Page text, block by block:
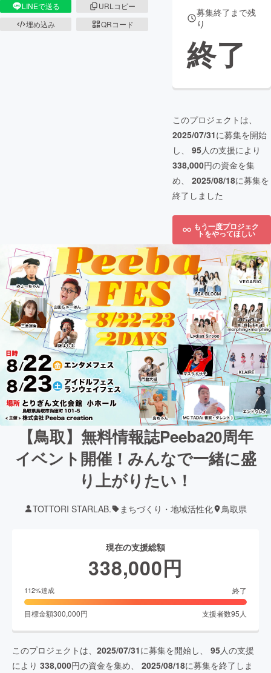
LINEで送る
URLコピー
埋め込み
QRコード
募集終了まで残
り
終了
このプロジェクトは、
2025/07/31に募集を開始
し、 95人の支援により
338,000円の資金を集
め、 2025/08/18に募集を
終了しました
もう一度プロジェク
トをやってほしい
【鳥取】無料情報誌Peeba20周年
イベント開催！みんなで一緒に盛
り上がりたい！
TOTTORI STARLAB. まちづくり・地域活性化 鳥取県
現在の支援総額
338,000円
112%達成 終了
目標金額300,000円 支援者数95 人
このプロジェクトは、 2025/07/31に募集を開始し、 95人の支援
により 338,000円の資金を集め、 2025/08/18に募集を終了しま